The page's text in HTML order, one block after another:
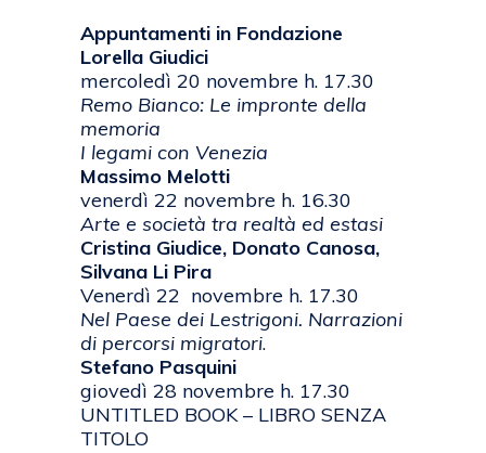
Appuntamenti in Fondazione
Lorella Giudici
mercoledì 20 novembre h. 17.30
Remo Bianco: Le impronte della
memoria
I legami con Venezia
Massimo Melotti
venerdì 22 novembre h. 16.30
Arte e società tra realtà ed estasi
Cristina Giudice, Donato Canosa,
Silvana Li Pira
Venerdì 22 novembre h. 17.30
Nel Paese dei Lestrigoni. Narrazioni
di percorsi migratori.
Stefano Pasquini
giovedì 28 novembre h. 17.30
UNTITLED BOOK – LIBRO SENZA
TITOLO